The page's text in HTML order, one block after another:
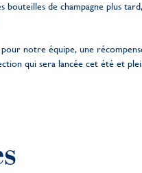
bouteilles de champagne plus
notre équipe, une
qui sera lancée cet été et